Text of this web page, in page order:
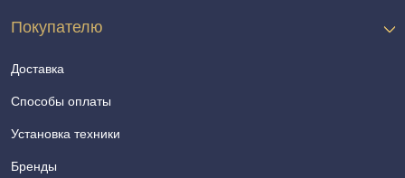
Покупателю
Доставка
Способы оплаты
Установка техники
Бренды